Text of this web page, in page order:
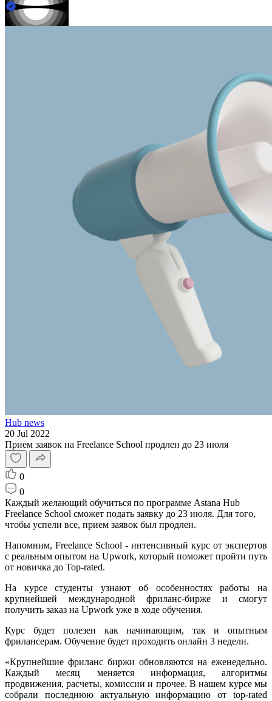
in
Hub news
20 Jul 2022
Прием заявок на Freelance School продлен до 23 июля
0
0
Каждый желающий обучиться по программе Astana Hub
Freelance School сможет подать заявку до 23 июля. Для того,
чтобы успели все, прием заявок был продлен.
Напомним, Freelance School - интенсивный курс от экспертов
с реальным опытом на Upwork, который поможет пройти путь
от новичка до Top-rated.
На курсе студенты узнают об особенностях работы на
крупнейшей международной фриланс-бирже и смогут
получить заказ на Upwork уже в ходе обучения.
Курс будет полезен как начинающим, так и опытным
фрилансерам. Обучение будет проходить онлайн 3 недели.
«Крупнейшие фриланс биржи обновляются на еженедельно.
Каждый месяц меняется информация, алгоритмы
продвижения, расчеты, комиссии и прочее. В нашем курсе мы
собрали последнюю актуальную информацию от top-rated